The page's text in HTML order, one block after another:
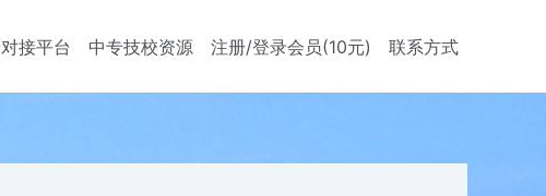
接平台 中专技校资源 注册/登录会员(10元) 联系方式